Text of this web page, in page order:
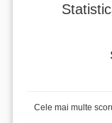
Cele mai multe